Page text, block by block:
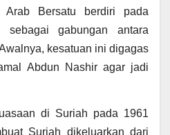
Arab Bersatu berdiri pada
sebagai gabungan antara
kesatuan ini digagas
Abdun Nashir agar jadi
di Suriah pada 1961
Suriah dikeluarkan dari